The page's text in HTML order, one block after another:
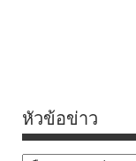
หัวข้อข่าว